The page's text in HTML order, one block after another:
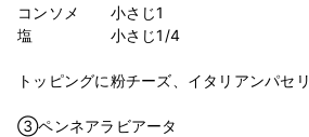
コンソメ 小さじ1
塩 小さじ1/4
トッピングに粉チーズ、イタリアンパセリ
③ペンネアラビアータ